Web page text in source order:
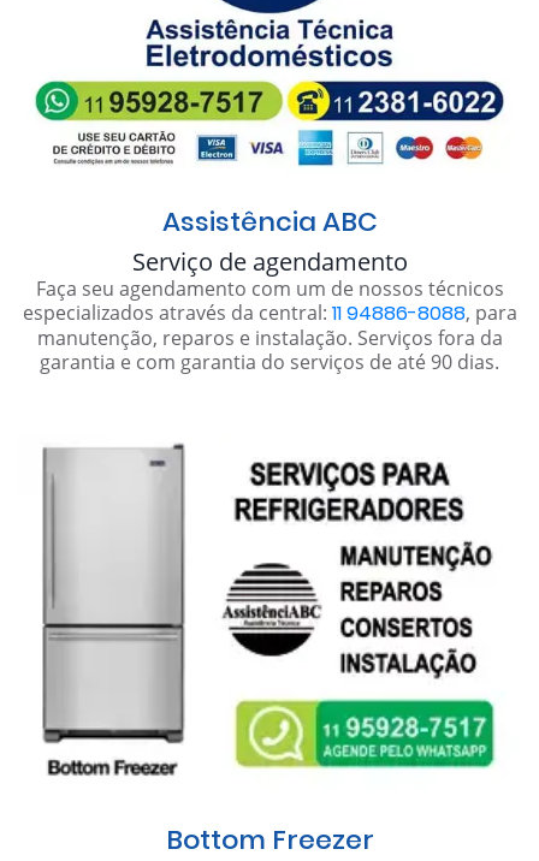
Assistência ABC
Serviço de agendamento
Faça seu agendamento com um de nossos técnicos
especializados através da central: 11 94886-8088, para
manutenção, reparos e instalação. Serviços fora da
garantia e com garantia do serviços de até 90 dias.
Bottom Freezer